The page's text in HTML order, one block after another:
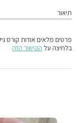
תיאור
פרטים מלאים אודות קורס
בלחיצה על הקישור הזה